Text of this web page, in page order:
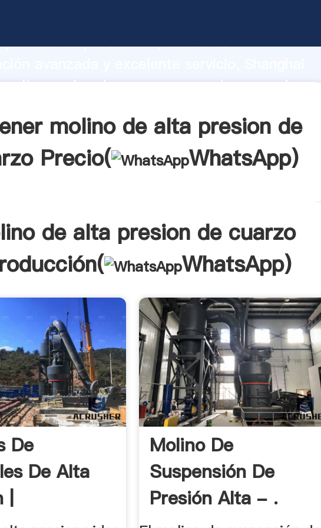
de producción, fuerza de
alta presion de cuarzo proveedor crea el
molino de alta presion de
Precio(
WhatsApp)
de alta presion de cuarzo
WhatsApp)
De
De Alta
Molino De
Suspensión De
Presión Alta - .